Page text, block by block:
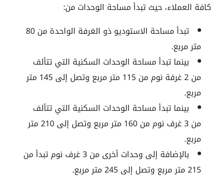
كافة العملاء، حيث تبدأ مساحة الوحدات من:
تبدأ مساحة الاستوديو ذو الغرفة الواحدة من 80
متر مربع.
بينما تبدأ مساحة الوحدات السكنية التي تتألف
من 2 غرفة نوم من 115 متر مربع وتصل إلى 145 متر
مربع.
بينما تبدأ مساحة الوحدات السكنية التي تتألف
من 3 غرف نوم من 160 متر مربع وتصل إلى 210 متر
مربع.
بالإضافة إلى وحدات أخرى من 3 غرف نوم تبدأ من
215 متر مربع وتصل إلى 245 متر مربع.